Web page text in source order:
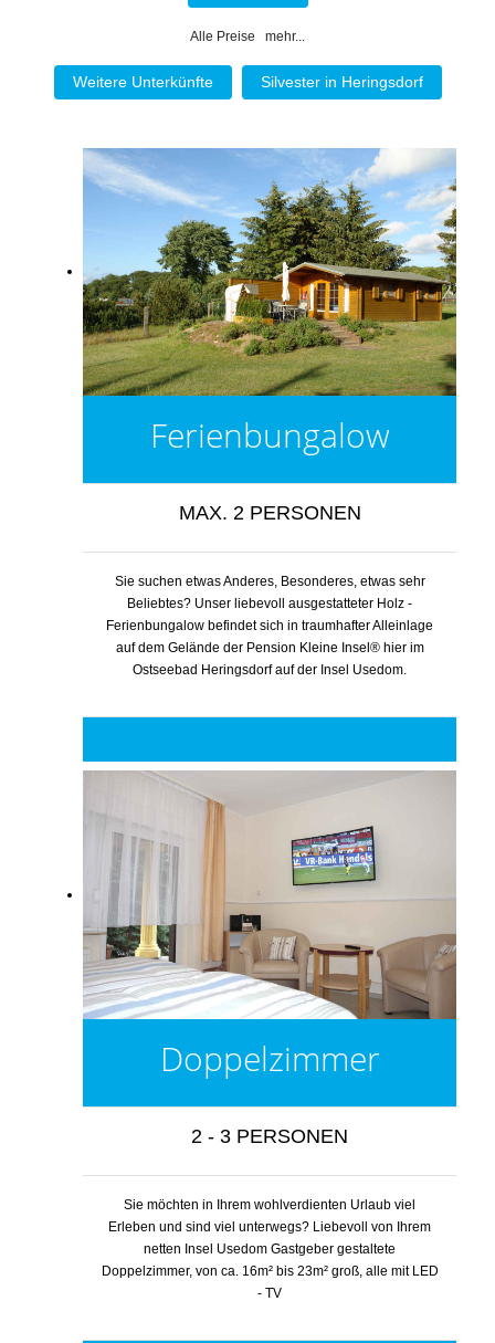
Alle Preise mehr...
Weitere Unterkünfte Silvester in Heringsdorf
Ferienbungalow
MAX. 2 PERSONEN
Sie suchen etwas Anderes, Besonderes, etwas sehr
Beliebtes? Unser liebevoll ausgestatteter Holz -
Ferienbungalow befindet sich in traumhafter Alleinlage
auf dem Gelände der Pension Kleine Insel® hier im
Ostseebad Heringsdorf auf der Insel Usedom.
Doppelzimmer
2 - 3 PERSONEN
Sie möchten in Ihrem wohlverdienten Urlaub viel
Erleben und sind viel unterwegs? Liebevoll von Ihrem
netten Insel Usedom Gastgeber gestaltete
Doppelzimmer, von ca. 16m² bis 23m² groß, alle mit LED
- TV